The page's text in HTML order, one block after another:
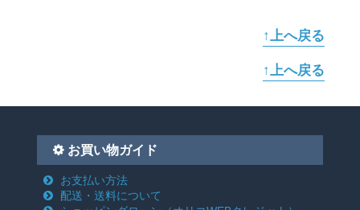
↑上へ戻る
↑上へ戻る
お買い物ガイド
お支払い方法
配送・送料について